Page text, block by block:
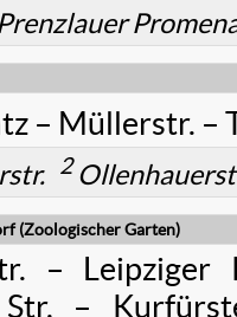
– Müllerstr. –
2
(Zoologischer Garten)
–
Str. –